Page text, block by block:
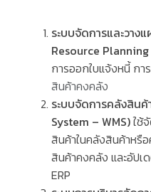
ระบบจัดการและวาง
Resource Planning
การออกใบแจ้งหนี้ กา
สินค้าคงคลัง
ระบบจัดการคลังสินค้
System – WMS)ใช้
สินค้าในคลังสินค้าหรื
สินค้าคงคลัง และอัปเ
ERP